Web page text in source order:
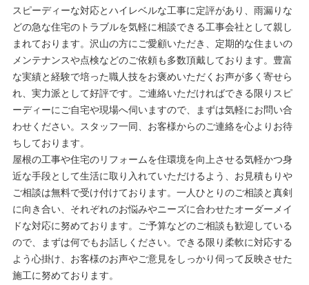
スピーディーな対応とハイレベルな工事に定評があり、雨漏りな
どの急な住宅のトラブルを気軽に相談できる工事会社として親し
まれております。沢山の方にご愛顧いただき、定期的な住まいの
メンテナンスや点検などのご依頼も多数頂戴しております。豊富
な実績と経験で培った職人技をお褒めいただくお声が多く寄せら
れ、実力派として好評です。ご連絡いただければできる限りスピ
ーディーにご自宅や現場へ伺いますので、まずは気軽にお問い合
わせください。スタッフ一同、お客様からのご連絡を心よりお待
ちしております。
屋根の工事や住宅のリフォームを住環境を向上させる気軽かつ身
近な手段として生活に取り入れていただけるよう、お見積もりや
ご相談は無料で受け付けております。一人ひとりのご相談と真剣
に向き合い、それぞれのお悩みやニーズに合わせたオーダーメイ
ドな対応に努めております。ご予算などのご相談も歓迎している
ので、まずは何でもお話しください。できる限り柔軟に対応する
よう心掛け、お客様のお声やご意見をしっかり伺って反映させた
施工に努めております。